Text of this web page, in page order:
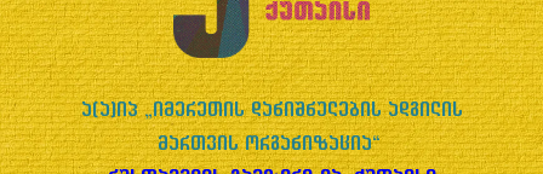
ა(ა)იპ „იმერეთის დანიშნულების ადგილის
მართვის ორგანიზაცია“